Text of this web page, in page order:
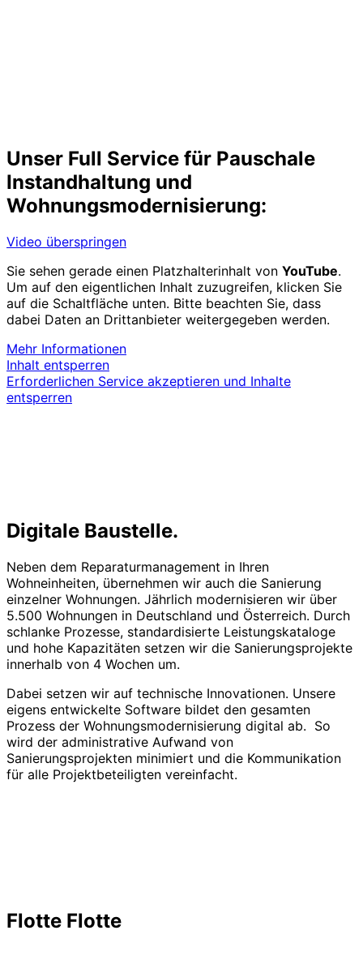
Unser Full Service für Pauschale
Instandhaltung und
Wohnungsmodernisierung:
Video überspringen
Sie sehen gerade einen Platzhalterinhalt von YouTube.
Um auf den eigentlichen Inhalt zuzugreifen, klicken Sie
auf die Schaltfläche unten. Bitte beachten Sie, dass
dabei Daten an Drittanbieter weitergegeben werden.
Mehr Informationen
Inhalt entsperren
Erforderlichen Service akzeptieren und Inhalte
entsperren
Digitale Baustelle.
Neben dem Reparaturmanagement in Ihren
Wohneinheiten, übernehmen wir auch die Sanierung
einzelner Wohnungen. Jährlich modernisieren wir über
5.500 Wohnungen in Deutschland und Österreich. Durch
schlanke Prozesse, standardisierte Leistungskataloge
und hohe Kapazitäten setzen wir die Sanierungsprojekte
innerhalb von 4 Wochen um.
Dabei setzen wir auf technische Innovationen. Unsere
eigens entwickelte Software bildet den gesamten
Prozess der Wohnungsmodernisierung digital ab. So
wird der administrative Aufwand von
Sanierungsprojekten minimiert und die Kommunikation
für alle Projektbeteiligten vereinfacht.
Flotte Flotte